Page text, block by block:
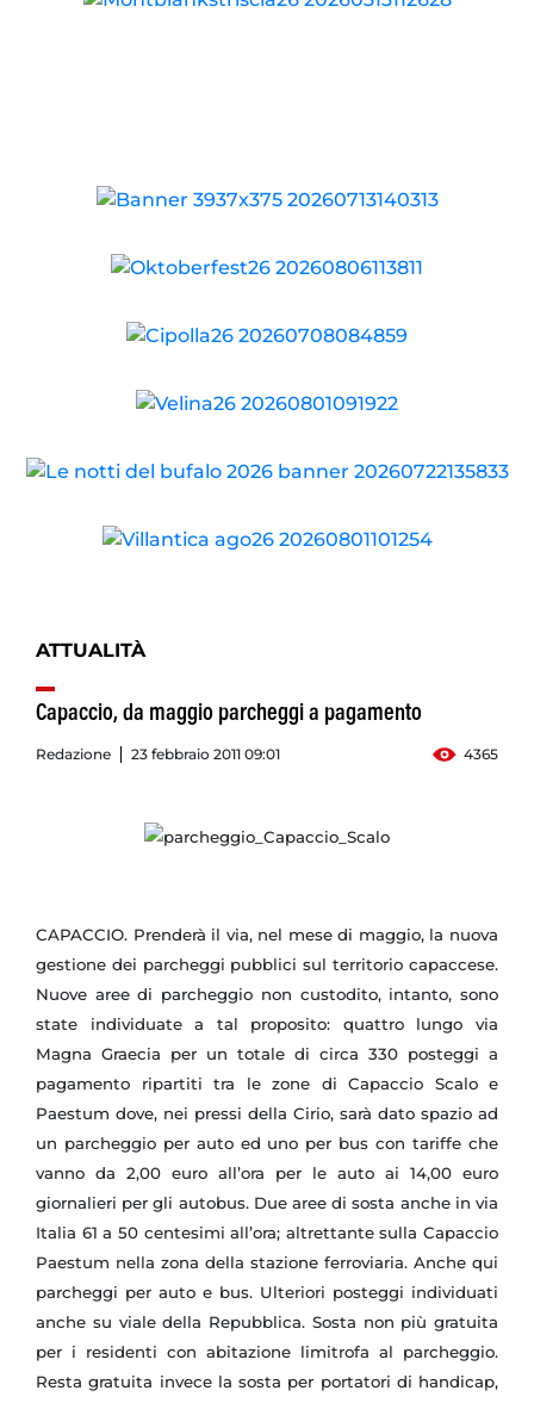
ATTUALITÀ
Capaccio, da maggio parcheggi a pagamento
Redazione 23 febbraio 2011 09:01 4365
CAPACCIO. Prenderà il via, nel mese di maggio, la nuova
gestione dei parcheggi pubblici sul territorio capaccese.
Nuove aree di parcheggio non custodito, intanto, sono
state individuate a tal proposito: quattro lungo via
Magna Graecia per un totale di circa 330 posteggi a
pagamento ripartiti tra le zone di Capaccio Scalo e
Paestum dove, nei pressi della Cirio, sarà dato spazio ad
un parcheggio per auto ed uno per bus con tariffe che
vanno da 2,00 euro all’ora per le auto ai 14,00 euro
giornalieri per gli autobus. Due aree di sosta anche in via
Italia 61 a 50 centesimi all’ora; altrettante sulla Capaccio
Paestum nella zona della stazione ferroviaria. Anche qui
parcheggi per auto e bus. Ulteriori posteggi individuati
anche su viale della Repubblica. Sosta non più gratuita
per i residenti con abitazione limitrofa al parcheggio.
Resta gratuita invece la sosta per portatori di handicap,